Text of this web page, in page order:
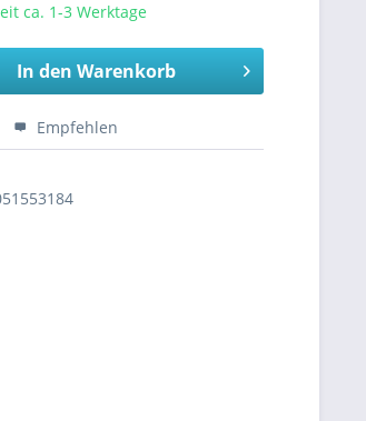
ca. 1-3 Werktage
In den Warenkorb
Empfehlen